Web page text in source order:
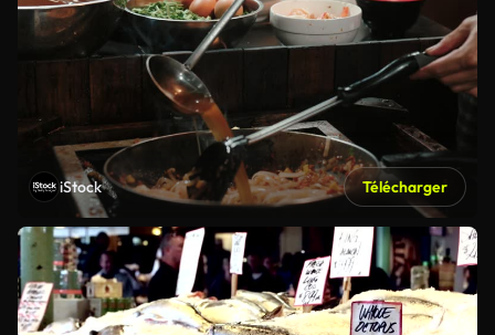
iStock Télécharger